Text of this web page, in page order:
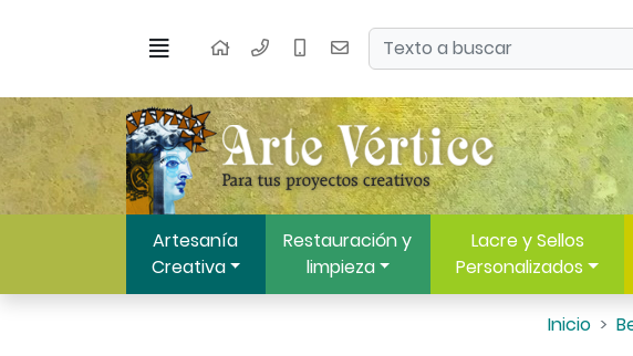
Menú Inicio Buscar
Artesanía
Creativa
Restauración y
limpieza
Lacre y Sellos
Personalizados
Inicio